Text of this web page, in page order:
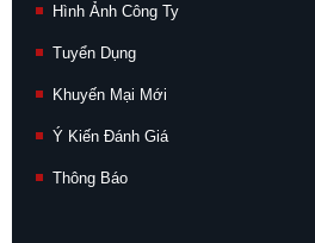
Hình Ảnh Công Ty
Tuyển Dụng
Khuyến Mại Mới
Ý Kiến Đánh Giá
Thông Báo